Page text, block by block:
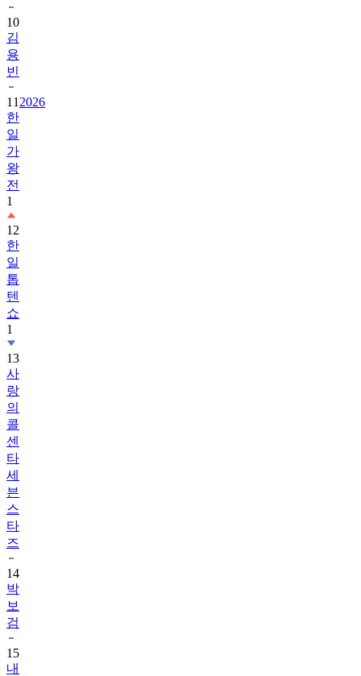
10
김
용
빈
11 2026
한
일
가
왕
전
1
12
한
일
톱
텐
쇼
1
13
사
랑
의
콜
센
타
세
븐
스
타
즈
14
박
보
검
15
내